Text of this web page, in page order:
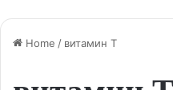
Home / витамин Т